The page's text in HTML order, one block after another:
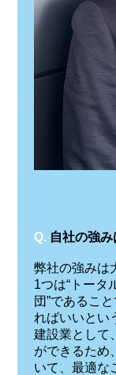
Q. 自社の強
弊社の強みは
1つは“トータ
団”であるこ
ればいいとい
建設業として
ができるため
いて、最適な